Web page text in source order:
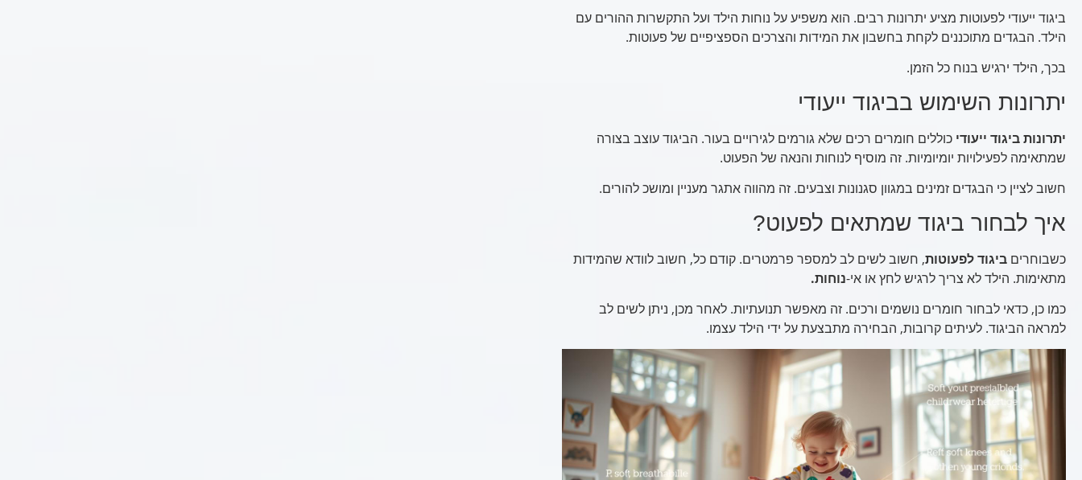
ביגוד ייעודי לפעוטות מציע יתרונות רבים. הוא משפיע על נוחות הילד ועל התקשרות ההורים עם
הילד. הבגדים מתוכננים לקחת בחשבון את המידות והצרכים הספציפיים של פעוטות.
בכך, הילד ירגיש בנוח כל הזמן.
יתרונות השימוש בביגוד ייעודי
יתרונות ביגוד ייעודי כוללים חומרים רכים שלא גורמים לגירויים בעור. הביגוד עוצב בצורה
שמתאימה לפעילויות יומיומיות. זה מוסיף לנוחות והנאה של הפעוט.
חשוב לציין כי הבגדים זמינים במגוון סגנונות וצבעים. זה מהווה אתגר מעניין ומושכ להורים.
איך לבחור ביגוד שמתאים לפעוט?
כשבוחרים ביגוד לפעוטות, חשוב לשים לב למספר פרמטרים. קודם כל, חשוב לוודא שהמידות
מתאימות. הילד לא צריך לרגיש לחץ או אי-נוחות.
כמו כן, כדאי לבחור חומרים נושמים ורכים. זה מאפשר תנועתיות. לאחר מכן, ניתן לשים לב
למראה הביגוד. לעיתים קרובות, הבחירה מתבצעת על ידי הילד עצמו.